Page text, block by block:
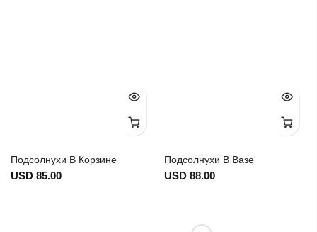
Подсолнухи В Корзине
USD 85.00
Подсолнухи В Вазе
USD 88.00